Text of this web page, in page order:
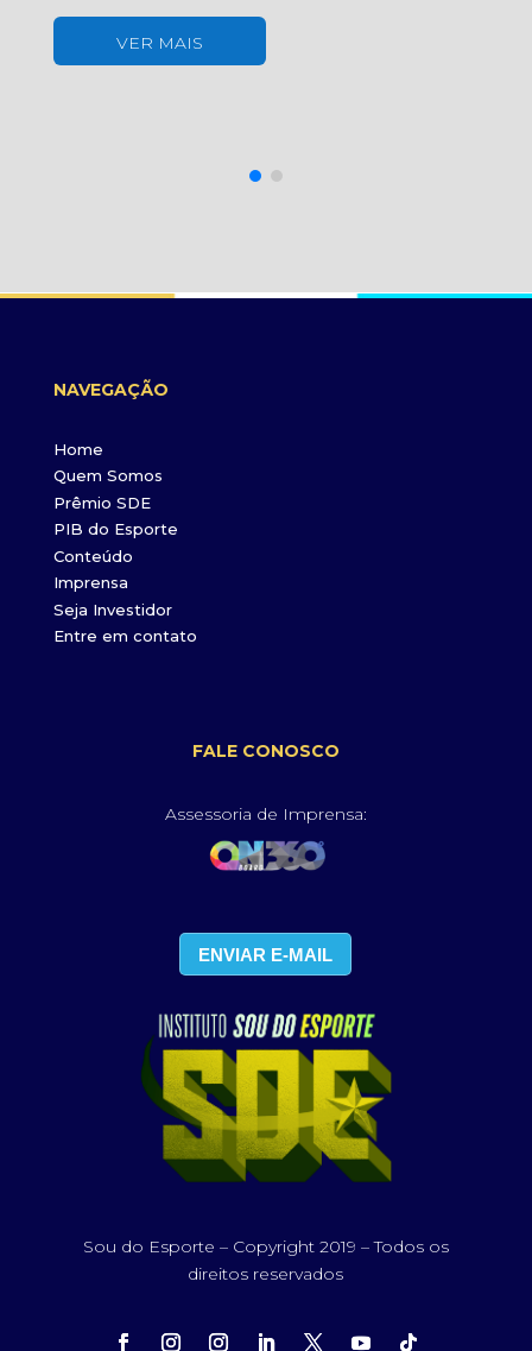
VER MAIS
NAVEGAÇÃO
Home
Quem Somos
Prêmio SDE
PIB do Esporte
Conteúdo
Imprensa
Seja Investidor
Entre em contato
FALE CONOSCO
Assessoria de Imprensa:
ENVIAR E-MAIL
Sou do Esporte – Copyright 2019 – Todos os
direitos reservados